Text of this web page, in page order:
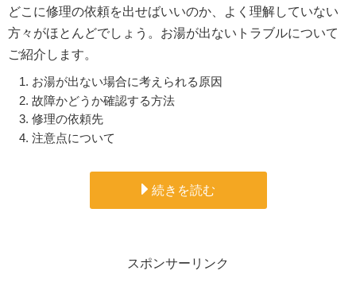
どこに修理の依頼を出せばいいのか、よく理解していない
方々がほとんどでしょう。お湯が出ないトラブルについて
ご紹介します。
お湯が出ない場合に考えられる原因
故障かどうか確認する方法
修理の依頼先
注意点について
続きを読む
スポンサーリンク